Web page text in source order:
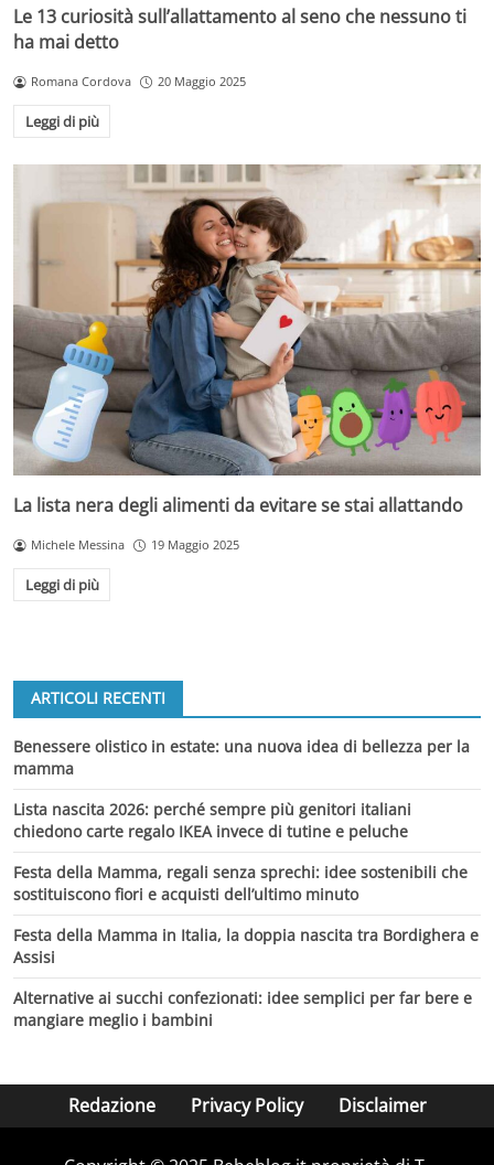
Le 13 curiosità sull’allattamento al seno che nessuno ti
ha mai detto
Romana Cordova 20 Maggio 2025
Leggi di più
La lista nera degli alimenti da evitare se stai allattando
Michele Messina 19 Maggio 2025
Leggi di più
ARTICOLI RECENTI
Benessere olistico in estate: una nuova idea di bellezza per la
mamma
Lista nascita 2026: perché sempre più genitori italiani
chiedono carte regalo IKEA invece di tutine e peluche
Festa della Mamma, regali senza sprechi: idee sostenibili che
sostituiscono fiori e acquisti dell’ultimo minuto
Festa della Mamma in Italia, la doppia nascita tra Bordighera e
Assisi
Alternative ai succhi confezionati: idee semplici per far bere e
mangiare meglio i bambini
Redazione Privacy Policy Disclaimer